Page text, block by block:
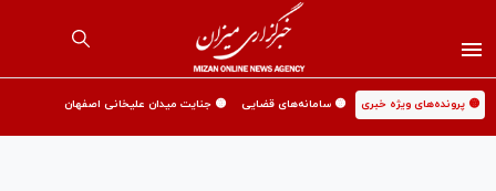
🟡 پرونده‌های ویژه خبری 🟡 سامانه‌های قضایی 🟡 جنایت میدان علیخانی اصفهان